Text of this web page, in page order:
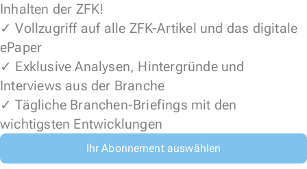
Inhalten der ZFK!
✓ Vollzugriff auf alle ZFK-Artikel und das digitale
ePaper
✓ Exklusive Analysen, Hintergründe und
Interviews aus der Branche
✓ Tägliche Branchen-Briefings mit den
wichtigsten Entwicklungen
Ihr Abonnement auswählen